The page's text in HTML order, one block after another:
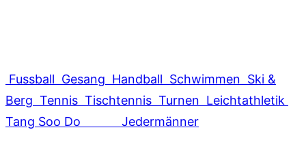
Fussball Gesang Handball Schwimmen Ski &
Berg Tennis Tischtennis Turnen Leichtathletik
Tang Soo Do
Jedermänner